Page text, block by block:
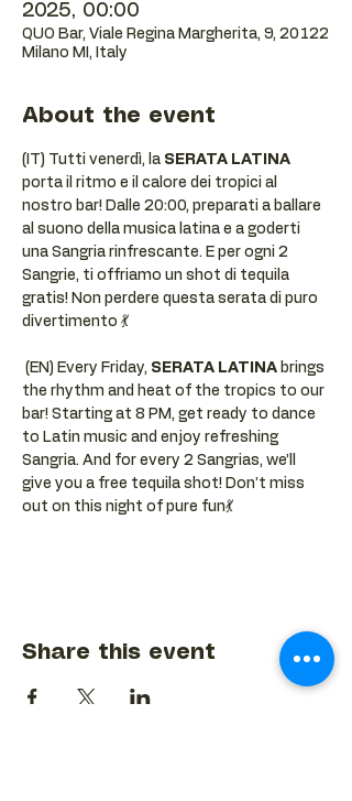
2025, 00:00
QUO Bar, Viale Regina Margherita, 9, 20122
Milano MI, Italy
About the event
(IT) Tutti venerdì, la SERATA LATINA
porta il ritmo e il calore dei tropici al
nostro bar! Dalle 20:00, preparati a ballare
al suono della musica latina e a goderti
una Sangria rinfrescante. E per ogni 2
Sangrie, ti offriamo un shot di tequila
gratis! Non perdere questa serata di puro
divertimento 💃
(EN) Every Friday, SERATA LATINA brings
the rhythm and heat of the tropics to our
bar! Starting at 8 PM, get ready to dance
to Latin music and enjoy refreshing
Sangria. And for every 2 Sangrias, we’ll
give you a free tequila shot! Don’t miss
out on this night of pure fun💃
Share this event